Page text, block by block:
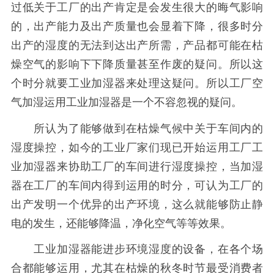
过低关于工厂的出产肯定是会发生很大的晦气影响
的，出产能力及出产质量也会显着下降，很多时分
出产的湿度的无法到达出产所需，产品都可能在枯
燥空气的影响下下降质量甚至作废的疑问。所以这
个时分就要工业加湿器来处理这疑问。所以工厂空
气加湿运用工业加湿器是一个不容忽视的疑问。
所认为了能够做到在枯燥气候中关于车间内的
湿度操控，如今的工业厂家们现已开始运用工厂工
业加湿器来协助工厂的车间进行湿度操控，当加湿
器在工厂的车间内得到运用的时分，可认为工厂的
出产发明一个优异的出产环境，这么就能够防止静
电的发生，还能够降温，净化空气等等效果。
工业加湿器能进步环境湿度的设备，在各个场
合都能够运用，尤其在枯燥的秋冬时节最受消费者